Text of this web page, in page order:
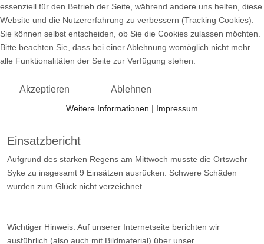
Einsatzbericht
Aufgrund des starken Regens am Mittwoch musste die Ortswehr
Syke zu insgesamt 9 Einsätzen ausrücken. Schwere Schäden
wurden zum Glück nicht verzeichnet.
Wichtiger Hinweis: Auf unserer Internetseite berichten wir
ausführlich (also auch mit Bildmaterial) über unser
essenziell für den Betrieb der Seite, während andere uns helfen, diese
Website und die Nutzererfahrung zu verbessern (Tracking Cookies).
Sie können selbst entscheiden, ob Sie die Cookies zulassen möchten.
Bitte beachten Sie, dass bei einer Ablehnung womöglich nicht mehr
alle Funktionalitäten der Seite zur Verfügung stehen.
Akzeptieren Ablehnen
Weitere Informationen | Impressum